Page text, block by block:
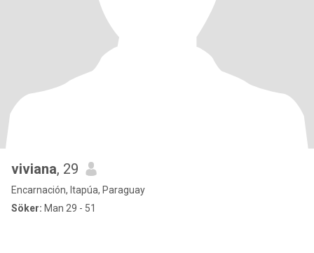
viviana, 29
Encarnación, Itapúa, Paraguay
Söker: Man 29 - 51